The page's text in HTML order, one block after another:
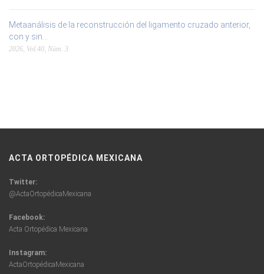
Metaanálisis de la reconstrucción del ligamento cruzado anterior,
con y sin...
2026, Vol.40, Núm. 3
ACTA ORTOPÉDICA MEXICANA
Twitter:
@ActaOrtopédicaMexicana
Facebook:
Acta Ortopédica Mexicana
Instagram:
ActaOrtopédicaMexicana